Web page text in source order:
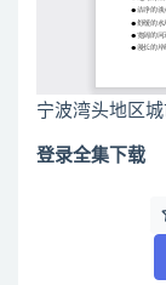
宁波湾头地区
登录全集下载